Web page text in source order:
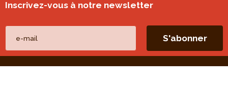
Inscrivez-vous à notre newsletter